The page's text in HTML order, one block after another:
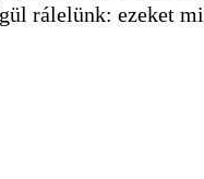
rálelünk: ezeket